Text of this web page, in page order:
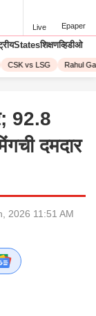
Live Epaper
Statesशिक्षणव्हिडीओ
CSK vs LSG Rahul
92.8
दमदार
2026 11:51 AM